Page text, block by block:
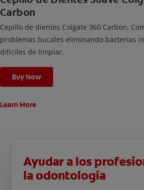
Carbon
Cepillo de dientes Colgate 360 ​​Carbon,
problemas bucales eliminando bacterias
difíciles de limpiar.
Buy Now
Learn More
Ayudar a los
la odontología